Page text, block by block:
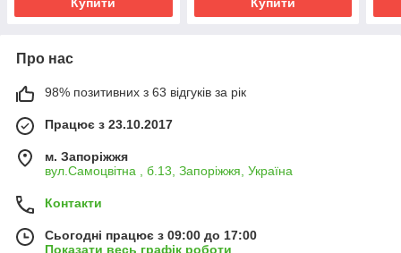
Купити Купити
Про нас
98% позитивних з 63 відгуків за рік
Працює з 23.10.2017
м. Запоріжжя
вул.Самоцвітна , б.13, Запоріжжя, Україна
Контакти
Сьогодні працює з 09:00 до 17:00
Показати весь графік роботи